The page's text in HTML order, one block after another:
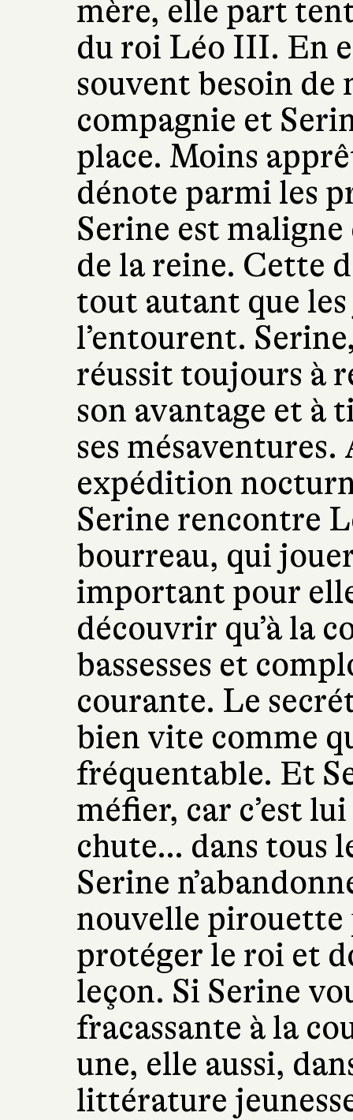
mère, elle part
du roi Léo III. En
souvent besoin de
compagnie et
place. Moins
dénote parmi les
Serine est
de la reine. Cette
tout autant que
l’entourent.
réussit toujours à
son avantage et à
ses mésaventures.
expédition
Serine rencontre
bourreau, qui
important pour
découvrir qu’à la
bassesses et
courante. Le
bien vite comme
fréquentable. Et
méfier, car c’est
chute… dans tous
Serine
nouvelle pirouette
protéger le roi et
leçon. Si Serine
fracassante à la
une, elle aussi,
littérature